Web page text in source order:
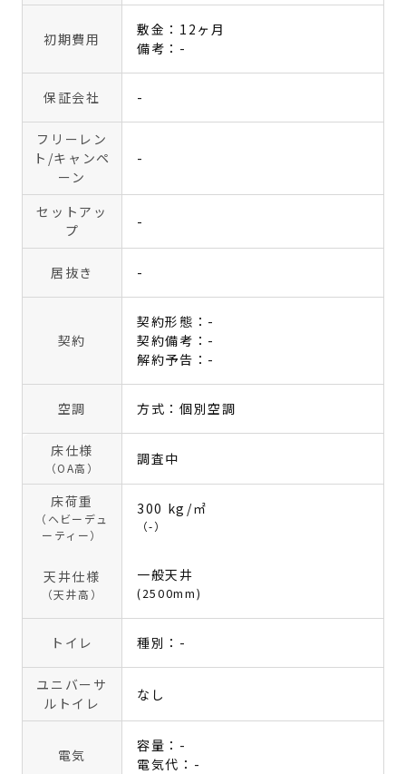
初期費用
敷金：12ヶ月
備考：-
保証会社 -
フリーレン
ト /キャンペ
ーン
-
セットアッ
プ
-
居抜き -
契約
契約形態：-
契約備考：-
解約予告：-
空調 方式：個別空調
床仕様
（OA高）
調査中
床荷重
（ヘビーデュ
ーティー）
300 kg/㎡
（-）
天井仕様
（天井高）
一般天井
(2500mm)
トイレ 種別：-
ユニバーサ
ルトイレ
なし
電気
容量：-
電気代：-